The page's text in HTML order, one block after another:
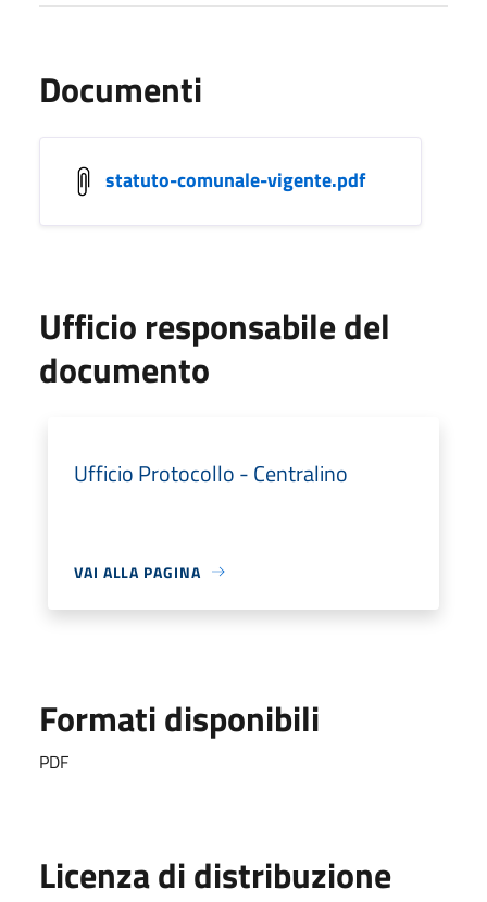
Documenti
statuto-comunale-vigente.pdf
Ufficio responsabile del
documento
Ufficio Protocollo - Centralino
VAI ALLA PAGINA
Formati disponibili
PDF
Licenza di distribuzione